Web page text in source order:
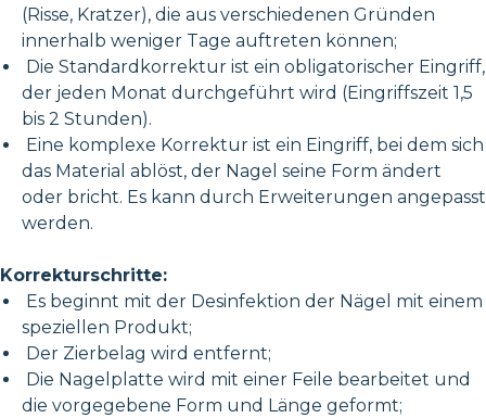
(Risse, Kratzer), die aus verschiedenen Gründen
innerhalb weniger Tage auftreten können;
Die Standardkorrektur ist ein obligatorischer Eingriff,
der jeden Monat durchgeführt wird (Eingriffszeit 1,5
bis 2 Stunden).
Eine komplexe Korrektur ist ein Eingriff, bei dem sich
das Material ablöst, der Nagel seine Form ändert
oder bricht. Es kann durch Erweiterungen angepasst
werden.
Korrekturschritte:
Es beginnt mit der Desinfektion der Nägel mit einem
speziellen Produkt;
Der Zierbelag wird entfernt;
Die Nagelplatte wird mit einer Feile bearbeitet und
die vorgegebene Form und Länge geformt;